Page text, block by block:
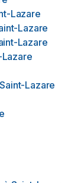
Lazare
Lazare
Lazare
Saint-Lazare